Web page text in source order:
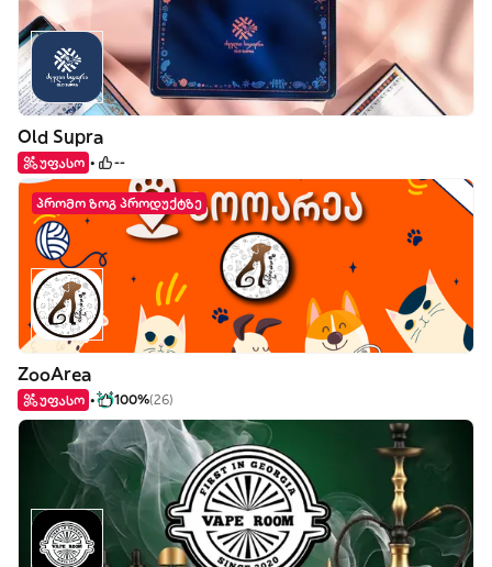
Old Supra
უფასო --
პრომო ზოგ პროდუქტზე
ZooArea
უფასო 100%(26)